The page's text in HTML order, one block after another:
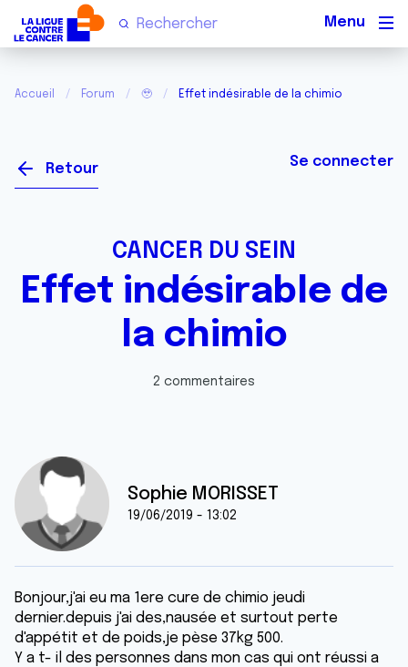
Accueil Forum 🥹 Effet indésirable de la chimio
Retour Se connecter
CANCER DU SEIN
Effet indésirable de
la chimio
2 commentaires
Sophie MORISSET
19/06/2019 - 13:02
Bonjour,j'ai eu ma 1ere cure de chimio jeudi
dernier.depuis j'ai des,nausée et surtout perte
d'appétit et de poids,je pèse 37kg 500.
Y a t- il des personnes dans mon cas qui ont réussi a